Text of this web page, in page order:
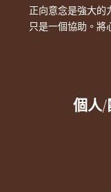
正向意念是強大的
只是一個協助。將
個人/